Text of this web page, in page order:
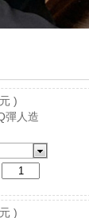
元 )
彈人造
元 )